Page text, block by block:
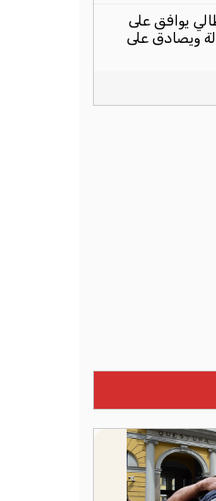
يوافق على
ويصادق على